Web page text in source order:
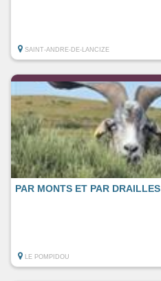
SAINT-ANDRE-DE-LANCIZE
PAR MONTS ET PAR DRAILLES
LE POMPIDOU